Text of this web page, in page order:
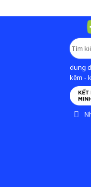
dung
kẽm -